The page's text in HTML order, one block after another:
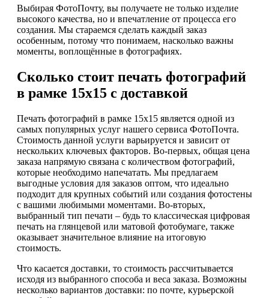
Выбирая ФотоПочту, вы получаете не только изделие
высокого качества, но и впечатление от процесса его
создания. Мы стараемся сделать каждый заказ
особенным, потому что понимаем, насколько важны
моменты, воплощённые в фотографиях.
Сколько стоит печать фотографий
в рамке 15х15 с доставкой
Печать фотографий в рамке 15х15 является одной из
самых популярных услуг нашего сервиса ФотоПочта.
Стоимость данной услуги варьируется и зависит от
нескольких ключевых факторов. Во-первых, общая цена
заказа напрямую связана с количеством фотографий,
которые необходимо напечатать. Мы предлагаем
выгодные условия для заказов оптом, что идеально
подходит для крупных событий или создания фотостены
с вашими любимыми моментами. Во-вторых,
выбранный тип печати – будь то классическая цифровая
печать на глянцевой или матовой фотобумаге, также
оказывает значительное влияние на итоговую
стоимость.
Что касается доставки, то стоимость рассчитывается
исходя из выбранного способа и веса заказа. Возможны
несколько вариантов доставки: по почте, курьерской